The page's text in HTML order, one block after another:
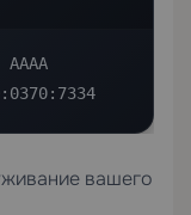
вашего